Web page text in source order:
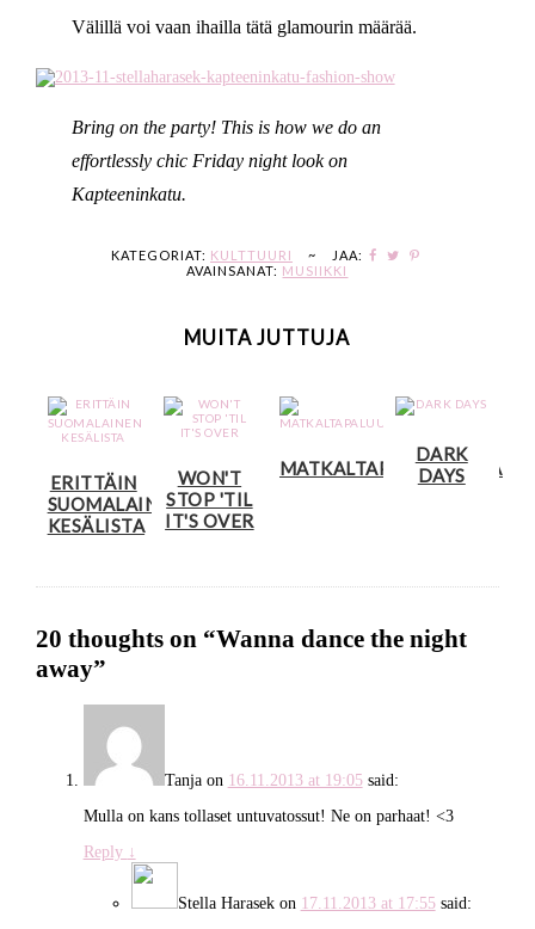
Välillä voi vaan ihailla tätä glamourin määrää.
Bring on the party! This is how we do an
effortlessly chic Friday night look on
Kapteeninkatu.
KATEGORIAT: KULTTUURI ~
JAA:
AVAINSANAT: MUSIIKKI
MUITA JUTTUJA
ERITTÄIN
SUOMALAINEN
KESÄLISTA
WON'T
STOP 'TIL
IT'S OVER
MATKALTAPALUUMUSAA
DARK
DAYS
20 thoughts on “Wanna dance the night
away”
Tanjaon 16.11.2013 at 19:05 said:
Mulla on kans tollaset untuvatossut! Ne on parhaat! <3
Reply ↓
Stella Harasekon 17.11.2013 at 17:55 said: